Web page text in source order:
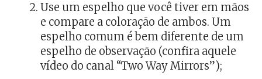
Use um espelho que você tiver em mãos
e compare a coloração de ambos. Um
espelho comum é bem diferente de um
espelho de observação (confira aquele
vídeo do canal “Two Way Mirrors”);